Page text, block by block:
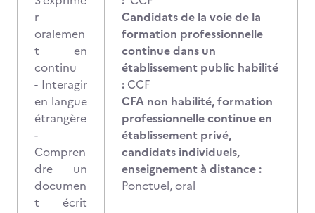
r
oralemen
t en
continu
- Interagir
en langue
étrangère
-
Compren
dre un
documen
t écrit
Candidats de la voie de la
formation professionnelle
continue dans un
établissement public habilité
: CCF
CFA non habilité, formation
professionnelle continue en
établissement privé,
candidats individuels,
enseignement à distance :
Ponctuel, oral